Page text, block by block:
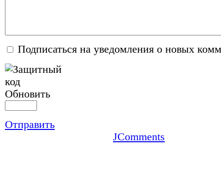
Подписаться на уведомления о новых
Обновить
Отправить
JComments